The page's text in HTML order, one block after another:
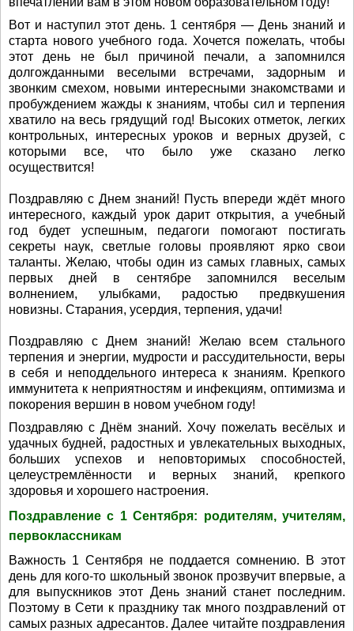
Вот и наступил этот день. 1 сентября — День знаний и
старта нового учебного года. Хочется пожелать, чтобы
этот день не был причиной печали, а запомнился
долгожданными веселыми встречами, задорным и
звонким смехом, новыми интересными знакомствами и
пробуждением жажды к знаниям, чтобы сил и терпения
хватило на весь грядущий год! Высоких отметок, легких
контрольных, интересных уроков и верных друзей, с
которыми все, что было уже сказано легко
осуществится!
Поздравляю с Днем знаний! Пусть впереди ждёт много
интересного, каждый урок дарит открытия, а учебный
год будет успешным, педагоги помогают постигать
секреты наук, светлые головы проявляют ярко свои
таланты. Желаю, чтобы один из самых главных, самых
первых дней в сентябре запомнился веселым
волнением, улыбками, радостью предвкушения
новизны. Старания, усердия, терпения, удачи!
Поздравляю с Днем знаний! Желаю всем стального
терпения и энергии, мудрости и рассудительности, веры
в себя и неподдельного интереса к знаниям. Крепкого
иммунитета к неприятностям и инфекциям, оптимизма и
покорения вершин в новом учебном году!
Поздравляю с Днём знаний. Хочу пожелать весёлых и
удачных будней, радостных и увлекательных выходных,
больших успехов и неповторимых способностей,
целеустремлённости и верных знаний, крепкого
здоровья и хорошего настроения.
Поздравление с 1 Сентября: родителям, учителям,
первоклассникам
Важность 1 Сентября не поддается сомнению. В этот
день для кого-то школьный звонок прозвучит впервые, а
для выпускников этот День знаний станет последним.
Поэтому в Сети к празднику так много поздравлений от
самых разных адресантов. Далее читайте поздравления